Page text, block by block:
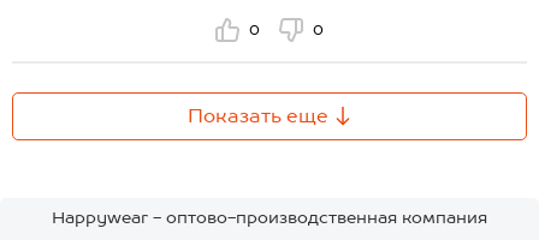
0 0
Показать еще
Happywear - оптово-производственная компания